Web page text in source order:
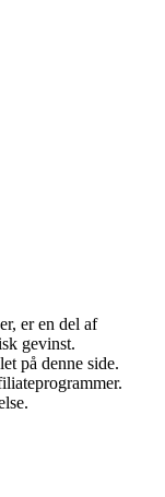
er en del af
gevinst.
på denne side.